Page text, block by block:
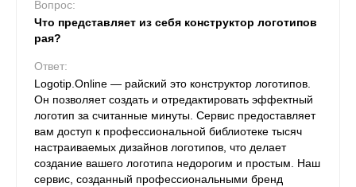
Вопрос:
Что представляет из себя конструктор логотипов
рая?
Ответ:
Logotip.Online — райский это конструктор логотипов.
Он позволяет создать и отредактировать эффектный
логотип за считанные минуты. Сервис предоставляет
вам доступ к профессиональной библиотеке тысяч
настраиваемых дизайнов логотипов, что делает
создание вашего логотипа недорогим и простым. Наш
сервис, созданный профессиональными бренд